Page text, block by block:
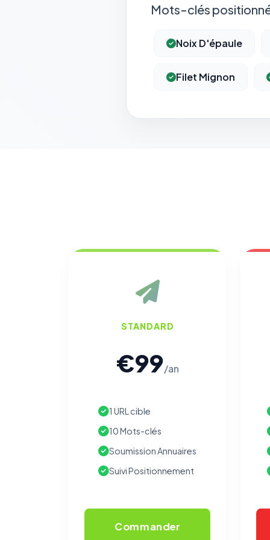
Mots-clés
Noix D'épaule
Filet Mignon
STANDARD
€99/an
1 URL cible
10 Mots-clés
Soumission Annuaires
Suivi Positionnement
Commander